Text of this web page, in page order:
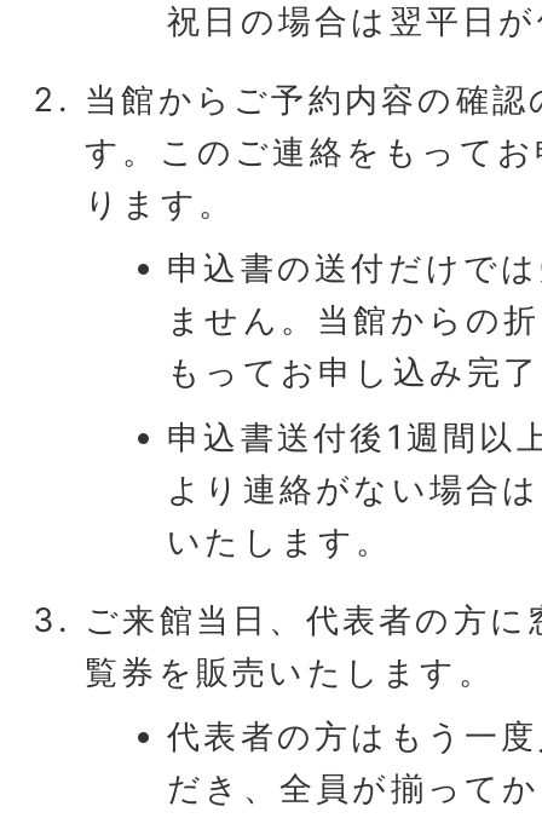
祝日の場合は翌平日
当館からご予約内容の確
す。このご連絡をもって
ります。
申込書の送付だけで
ません。当館からの
もってお申し込み完
申込書送付後1週間以
より連絡がない場合
いたします。
ご来館当日、代表者の方
覧券を販売いたします。
代表者の方はもう一
だき、全員が揃って